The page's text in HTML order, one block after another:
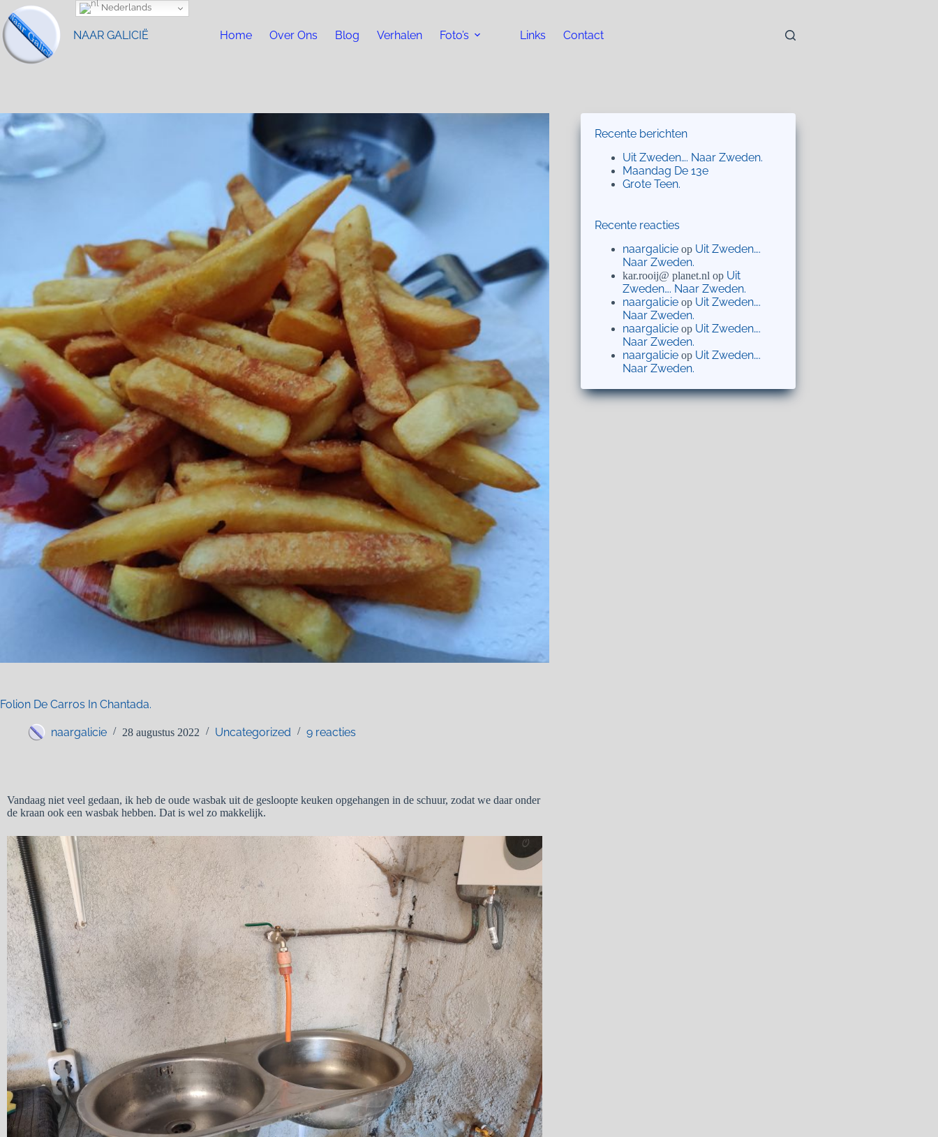
NAAR GALICIË Home Over Ons Blog Verhalen Foto’s Links Contact
Folion De Carros In Chantada.
naargalicie 28 augustus 2022 Uncategorized 9 reacties
Vandaag niet veel gedaan, ik heb de oude wasbak uit de gesloopte keuken opgehangen in de schuur, zodat we daar onder
de kraan ook een wasbak hebben. Dat is wel zo makkelijk.
Recente berichten
Uit Zweden…. Naar Zweden.
Maandag De 13e
Grote Teen.
Recente reacties
naargalicie op Uit Zweden….
Naar Zweden.
kar.rooij@ planet.nl op Uit
Zweden…. Naar Zweden.
naargalicie op Uit Zweden….
Naar Zweden.
naargalicie op Uit Zweden….
Naar Zweden.
naargalicie op Uit Zweden….
Naar Zweden.
Nederlands